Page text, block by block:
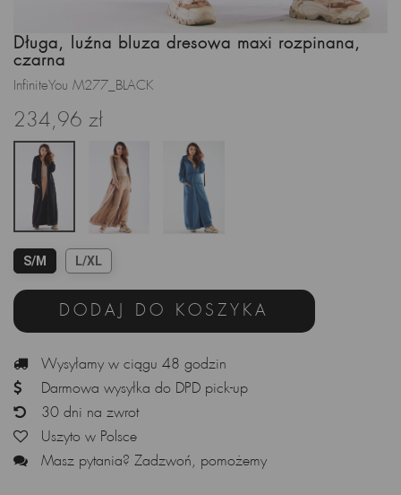
Długa, luźna bluza dresowa maxi rozpinana,
czarna
InfiniteYou M277_BLACK
234,96 zł
S/M L/XL
DODAJ DO KOSZYKA
Wysyłamy w ciągu 48 godzin
Darmowa wysyłka do DPD pick-up
30 dni na zwrot
Uszyto w Polsce
Masz pytania? Zadzwoń, pomożemy